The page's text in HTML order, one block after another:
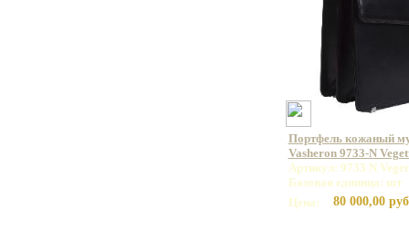
Портфель кожаный
Vasheron 9733-N
Артикул: 9733 N
Базовая единица: шт
Цена:
80 000,00